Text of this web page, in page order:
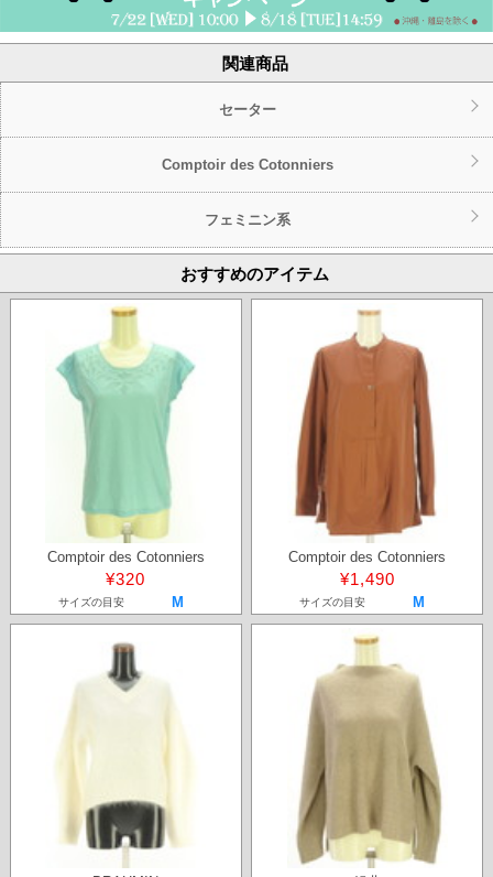
関連商品
セーター
Comptoir des Cotonniers
フェミニン系
おすすめのアイテム
Comptoir des Cotonniers
¥320
サイズの目安 M
Comptoir des Cotonniers
¥1,490
サイズの目安 M